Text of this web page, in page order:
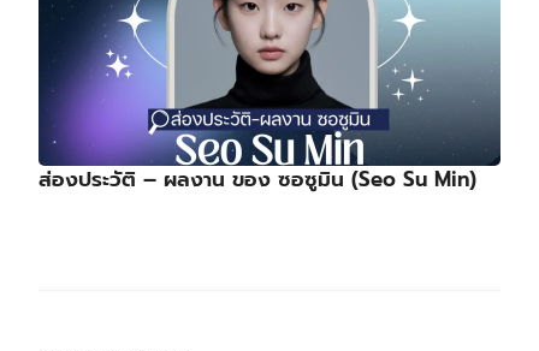
ส่องประวัติ – ผลงาน ของ ซอซูมิน (Seo Su Min)